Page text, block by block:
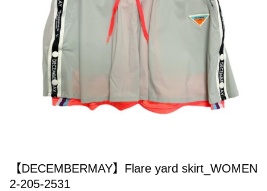
【DECEMBERMAY】Flare yard skirt_WOMEN
2-205-2531